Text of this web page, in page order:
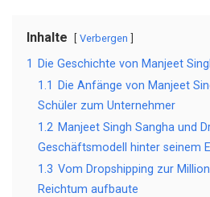
Inhalte Verbergen
1
Die Geschichte von Manjeet
1.1
Die Anfänge von Manjeet
Schüler zum Unternehmer
1.2 Manjeet Singh Sangha und
Geschäftsmodell hinter seinem
1.3 Vom Dropshipping zur
Reichtum aufbaute